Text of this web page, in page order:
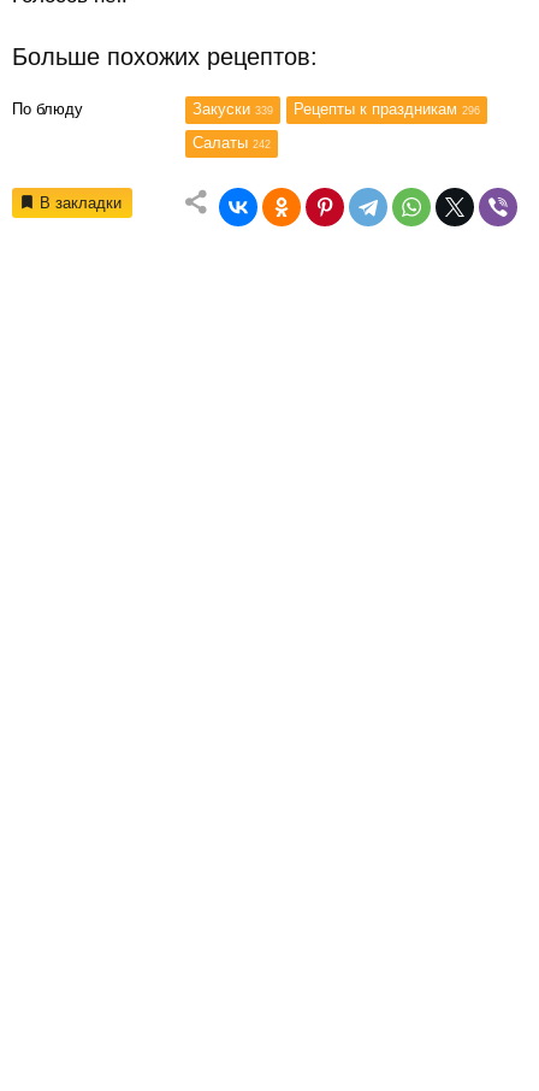
Больше похожих рецептов:
По блюду Закуски 339 Рецепты к праздникам 296
Салаты 242
В закладки